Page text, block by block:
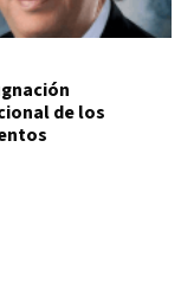
de los